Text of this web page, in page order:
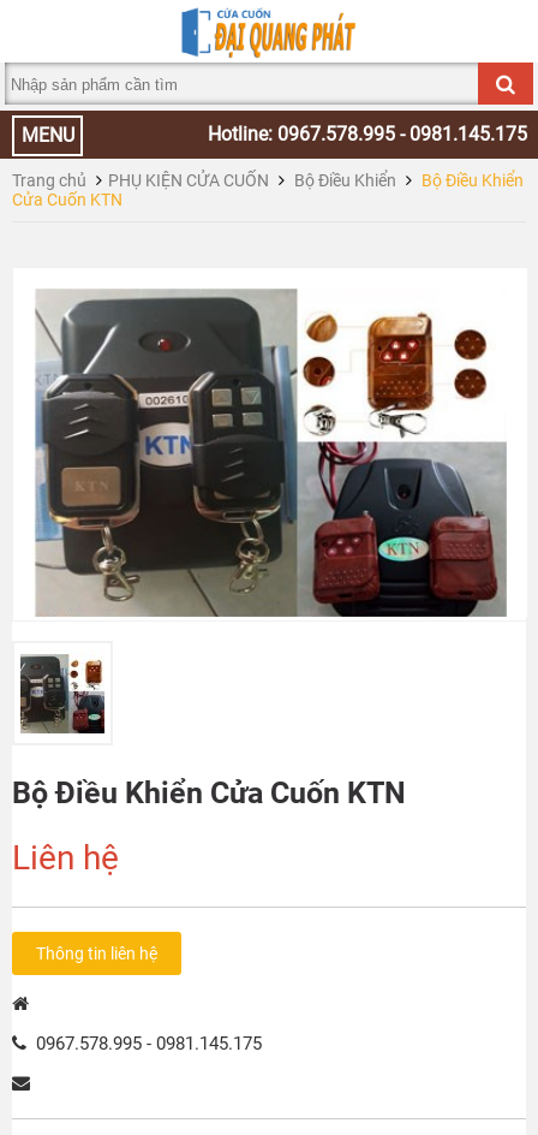
MENU Hotline: 0967.578.995 - 0981.145.175
Trang chủ PHỤ KIỆN CỬA CUỐN Bộ Điều Khiển
Bộ Điều Khiển
Cửa Cuốn KTN
Bộ Điều Khiển Cửa Cuốn KTN
Liên hệ
Thông tin liên hệ
0967.578.995 - 0981.145.175